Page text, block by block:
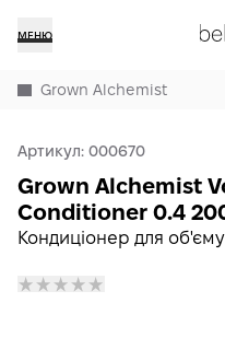
МЕНЮ
Grown Alchemist
Артикул: 000670
Кондиціонер для
Grown Alchemist
Conditioner 0.4